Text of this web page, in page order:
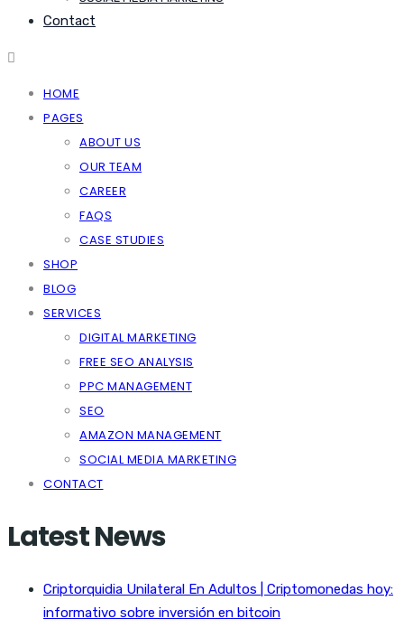
Contact
HOME
PAGES
ABOUT US
OUR TEAM
CAREER
FAQS
CASE STUDIES
SHOP
BLOG
SERVICES
DIGITAL MARKETING
FREE SEO ANALYSIS
PPC MANAGEMENT
SEO
AMAZON MANAGEMENT
SOCIAL MEDIA MARKETING
CONTACT
Latest News
Criptorquidia Unilateral En Adultos | Criptomonedas hoy:
informativo sobre inversión en bitcoin